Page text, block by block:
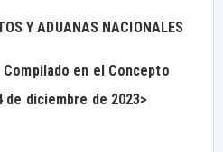
Y ADUANAS NACIONALES
Compilado en el Concepto
de diciembre de 2023>